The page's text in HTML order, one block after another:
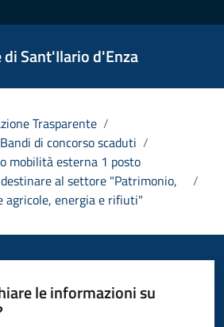
di Sant'Ilario d'Enza
Trasparente /
Bandi di concorso scaduti /
mobilità esterna 1 posto
al settore "Patrimonio,
agricole, energia e rifiuti"
/
le informazioni su